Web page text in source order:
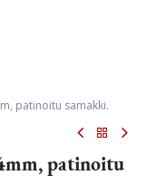
patinoitu samakki.
patinoitu